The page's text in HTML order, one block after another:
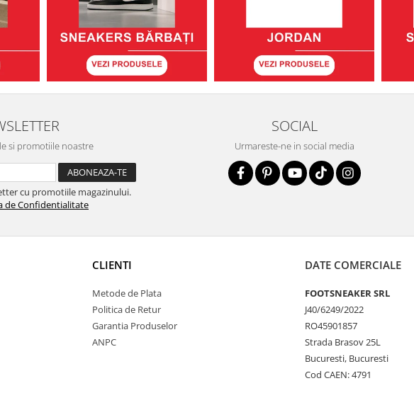
si promotiile noastre
cu promotiile magazinului.
de Confidentialitate
SOCIAL
Urmareste-ne in social media
CLIENTI
Metode de Plata
Politica de Retur
Garantia Produselor
ANPC
DATE COMERCIALE
FOOTSNEAKER SRL
J40/6249/2022
RO45901857
Strada Brasov 25L
Bucuresti, Bucuresti
Cod CAEN: 4791